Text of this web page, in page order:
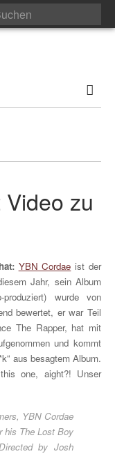
zu
YBN Cordae ist der
Jahr, sein Album
wurde von
bewertet, er war Teil
The Rapper, hat mit
und kommt
aus besagtem Album.
one, aight?! Unser
YBN Cordae
his The Lost Boy
by Josh